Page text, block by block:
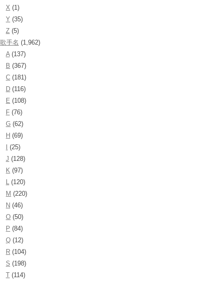
X (1)
Y (35)
Z (5)
歌手名 (1,962)
A (137)
B (367)
C (181)
D (116)
E (108)
F (76)
G (62)
H (69)
I (25)
J (128)
K (97)
L (120)
M (220)
N (46)
O (50)
P (84)
Q (12)
R (104)
S (198)
T (114)